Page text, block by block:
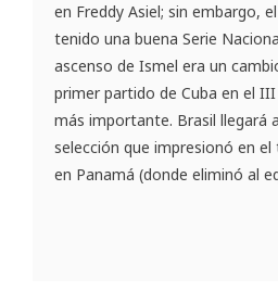
en Freddy Asiel; sin embargo,
tenido una buena Serie
ascenso de Ismel era un
primer partido de Cuba en el
más importante. Brasil llegará
selección que impresionó en
en Panamá (donde eliminó al